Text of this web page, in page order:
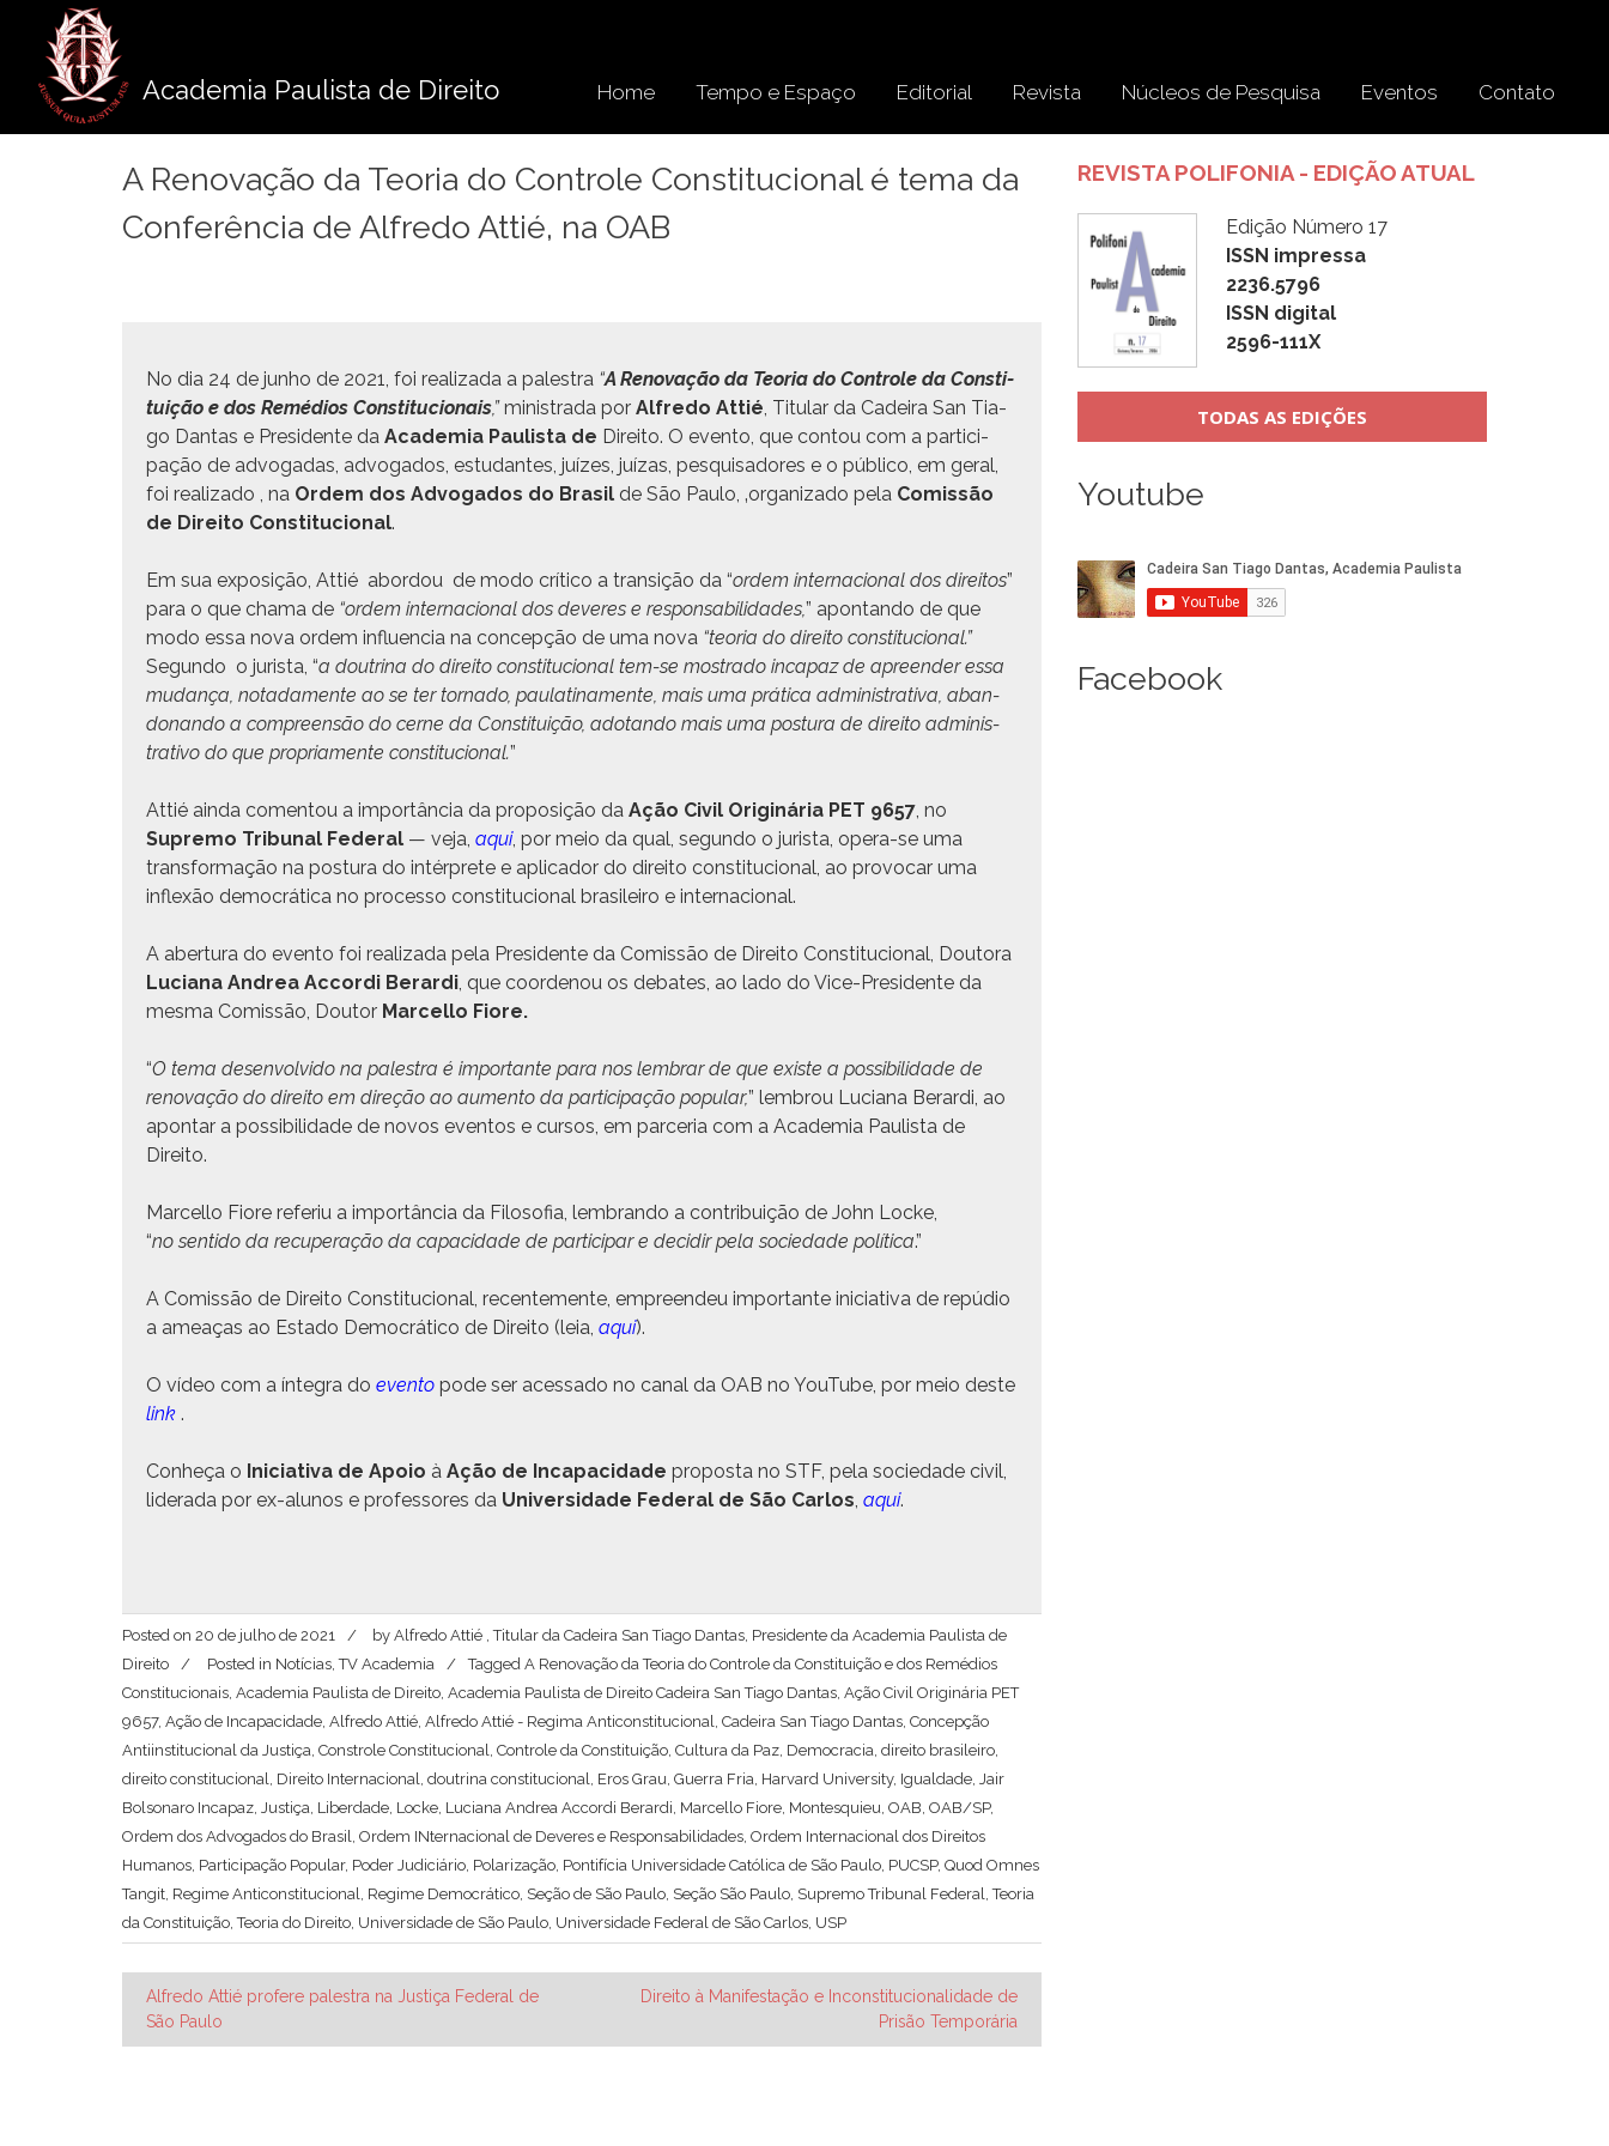
conteúdo
Academia Paulista de Direito Home Tempo e Espaço Editorial Revista Núcleos de Pesquisa Eventos Contato
A Renovação da Teoria do Controle Constitucional é tema da
Conferência de Alfredo Attié, na OAB
No dia 24 de jun­ho de 2021, foi real­iza­da a palestra “A Ren­o­vação da Teo­ria do Con­t­role da Con­sti­
tu­ição e dos Remé­dios Con­sti­tu­cionais,”min­istra­da por Alfre­do Attié, Tit­u­lar da Cadeira San Tia­
go Dan­tas e Pres­i­dente da Acad­e­mia Paulista de Dire­ito. O even­to, que con­tou com a par­tic­i­
pação de advo­gadas, advo­ga­dos, estu­dantes, juízes, juízas, pesquisadores e o públi­co, em ger­al,
foi real­iza­do , na Ordem dos Advo­ga­dos do Brasil de São Paulo, ‚orga­ni­za­do pela Comis­são
de Dire­ito Con­sti­tu­cional.
Em sua exposição, Attié abor­dou de modo críti­co a tran­sição da “ordem inter­na­cional dos dire­itos”
para o que chama de “ordem inter­na­cional dos deveres e respon­s­abil­i­dades,” apon­tan­do de que
modo essa nova ordem influ­en­cia na con­cepção de uma nova “teo­ria do dire­ito con­sti­tu­cional.”
Segun­do o jurista, “a dout­ri­na do dire­ito con­sti­tu­cional tem-se mostra­do inca­paz de apreen­der essa
mudança, notada­mente ao se ter tor­na­do, pau­lati­na­mente, mais uma práti­ca admin­is­tra­ti­va, aban­
do­nan­do a com­preen­são do cerne da Con­sti­tu­ição, adotan­do mais uma pos­tu­ra de dire­ito admin­is­
tra­ti­vo do que pro­pri­a­mente con­sti­tu­cional.”
Attié ain­da comen­tou a importân­cia da proposição da Ação Civ­il Orig­inária PET 9657, no
Supre­mo Tri­bunal Fed­er­al — veja, aqui, por meio da qual, segun­do o jurista, opera-se uma
trans­for­mação na pos­tu­ra do intér­prete e apli­cador do dire­ito con­sti­tu­cional, ao provo­car uma
inflexão democráti­ca no proces­so con­sti­tu­cional brasileiro e internacional.
A aber­tu­ra do even­to foi real­iza­da pela Pres­i­dente da Comis­são de Dire­ito Con­sti­tu­cional, Douto­ra
Luciana Andrea Accor­di Berar­di, que coor­de­nou os debates, ao lado do Vice-Pres­i­dente da
mes­ma Comis­são, Doutor Mar­cel­lo Fiore.
“O tema desen­volvi­do na palestra é impor­tante para nos lem­brar de que existe a pos­si­bil­i­dade de
ren­o­vação do dire­ito em direção ao aumen­to da par­tic­i­pação pop­u­lar,” lem­brou Luciana Berar­di, ao
apon­tar a pos­si­bil­i­dade de novos even­tos e cur­sos, em parce­ria com a Acad­e­mia Paulista de
Direito.
Mar­cel­lo Fiore referiu a importân­cia da Filosofia, lem­bran­do a con­tribuição de John Locke,
“no sen­ti­do da recu­per­ação da capaci­dade de par­tic­i­par e decidir pela sociedade políti­ca.”
A Comis­são de Dire­ito Con­sti­tu­cional, recen­te­mente, empreen­deu impor­tante ini­cia­ti­va de repú­dio
a ameaças ao Esta­do Democráti­co de Dire­ito (leia, aqui).
O vídeo com a ínte­gra do even­to pode ser aces­sa­do no canal da OAB no YouTube, por meio deste
link .
Con­heça o Ini­cia­ti­va de Apoio à Ação de Inca­paci­dade pro­pos­ta no STF, pela sociedade civ­il,
lid­er­a­da por ex-alunos e pro­fes­sores da Uni­ver­si­dade Fed­er­al de São Car­los, aqui.
Posted on 20 de julho de 2021 by Alfredo Attié , Titular da Cadeira San Tiago Dantas, Presidente da Academia Paulista de
Direito
Posted in Notícias,TV Academia Tagged A Renovação da Teoria do Controle da Constituição e dos Remédios
Constitucionais, Academia Paulista de Direito, Academia Paulista de Direito Cadeira San Tiago Dantas, Ação Civil Originária PET
9657, Ação de Incapacidade, Alfredo Attié, Alfredo Attié - Regima Anticonstitucional, Cadeira San Tiago Dantas, Concepção
Antiinstitucional da Justiça, Constrole Constitucional, Controle da Constituição, Cultura da Paz, Democracia, direito brasileiro,
direito constitucional, Direito Internacional, doutrina constitucional, Eros Grau, Guerra Fria, Harvard University, Igualdade, Jair
Bolsonaro Incapaz, Justiça, Liberdade, Locke, Luciana Andrea Accordi Berardi, Marcello Fiore, Montesquieu, OAB, OAB/SP,
Ordem dos Advogados do Brasil, Ordem INternacional de Deveres e Responsabilidades, Ordem Internacional dos Direitos
Humanos, Participação Popular, Poder Judiciário, Polarização, Pontifícia Universidade Católica de São Paulo, PUCSP, Quod Omnes
Tangit, Regime Anticonstitucional, Regime Democrático, Seção de São Paulo, Seção São Paulo, Supremo Tribunal Federal,Teoria
da Constituição,Teoria do Direito, Universidade de São Paulo, Universidade Federal de São Carlos, USP
Navegação
de
Alfredo Attié profere palestra na Justiça Federal de
São Paulo
Direito à Manifestação e Inconstitucionalidade de
Prisão Temporária
REVISTA POLIFONIA - EDIÇÃO ATUAL
Edição Número 17
ISSN impressa
2236.5796
ISSN digital
2596-111X
TODAS AS EDIÇÕES
Youtube
Facebook